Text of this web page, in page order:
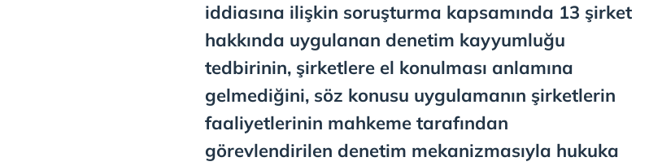
iddiasına ilişkin soruşturma kapsamında 13 şirket
hakkında uygulanan denetim kayyumluğu
tedbirinin, şirketlere el konulması anlamına
gelmediğini, söz konusu uygulamanın şirketlerin
faaliyetlerinin mahkeme tarafından
görevlendirilen denetim mekanizmasıyla hukuka